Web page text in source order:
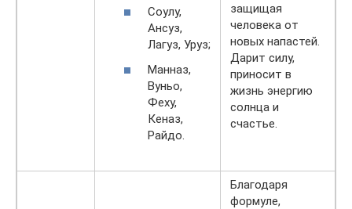
Соулу,
Ансуз,
Лагуз, Уруз;
Манназ,
Вуньо,
Феху,
Кеназ,
Райдо.
защищая
человека от
новых напастей.
Дарит силу,
приносит в
жизнь энергию
солнца и
счастье.
Благодаря
формуле,